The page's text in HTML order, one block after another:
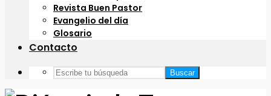
Revista Buen Pastor
Evangelio del día
Glosario
Contacto
Buscar